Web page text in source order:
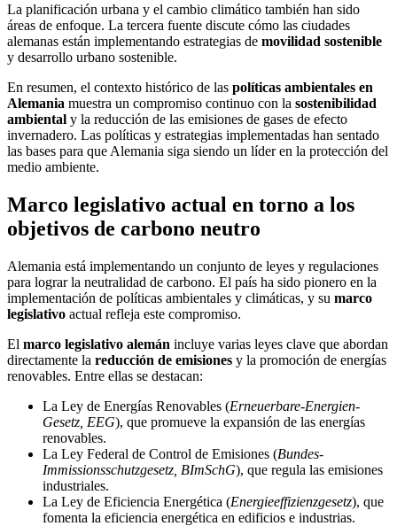
La planificación urbana y el cambio climático también han sido
áreas de enfoque. La tercera fuente discute cómo las ciudades
alemanas están implementando estrategias de movilidad sostenible
y desarrollo urbano sostenible.
En resumen, el contexto histórico de las políticas ambientales en
Alemania muestra un compromiso continuo con la sostenibilidad
ambiental y la reducción de las emisiones de gases de efecto
invernadero. Las políticas y estrategias implementadas han sentado
las bases para que Alemania siga siendo un líder en la protección del
medio ambiente.
Marco legislativo actual en torno a los
objetivos de carbono neutro
Alemania está implementando un conjunto de leyes y regulaciones
para lograr la neutralidad de carbono. El país ha sido pionero en la
implementación de políticas ambientales y climáticas, y su marco
legislativo actual refleja este compromiso.
El marco legislativo alemán incluye varias leyes clave que abordan
directamente la reducción de emisiones y la promoción de energías
renovables. Entre ellas se destacan:
La Ley de Energías Renovables (Erneuerbare-Energien-
Gesetz, EEG), que promueve la expansión de las energías
renovables.
La Ley Federal de Control de Emisiones (Bundes-
Immissionsschutzgesetz, BImSchG), que regula las emisiones
industriales.
La Ley de Eficiencia Energética (Energieeffizienzgesetz), que
fomenta la eficiencia energética en edificios e industrias.